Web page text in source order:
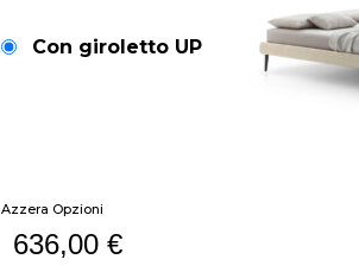
Con giroletto UP
Azzera Opzioni
636,00 €